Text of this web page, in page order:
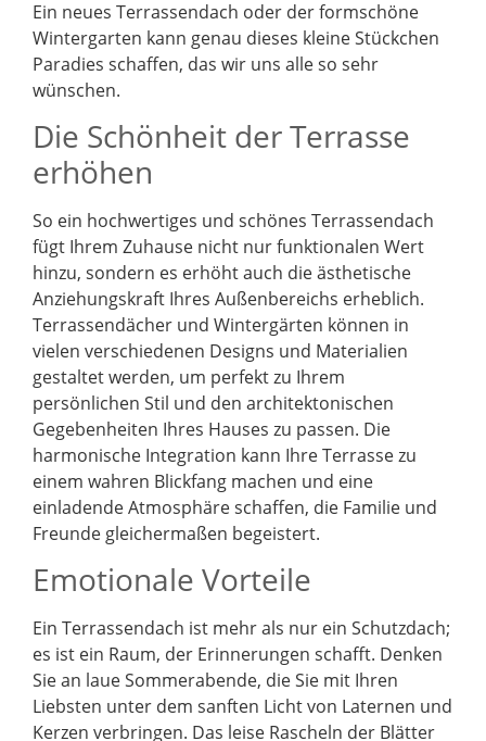
Ein neues Terrassendach oder der formschöne
Wintergarten kann genau dieses kleine Stückchen
Paradies schaffen, das wir uns alle so sehr
wünschen.
Die Schönheit der Terrasse
erhöhen
So ein hochwertiges und schönes Terrassendach
fügt Ihrem Zuhause nicht nur funktionalen Wert
hinzu, sondern es erhöht auch die ästhetische
Anziehungskraft Ihres Außenbereichs erheblich.
Terrassendächer und Wintergärten können in
vielen verschiedenen Designs und Materialien
gestaltet werden, um perfekt zu Ihrem
persönlichen Stil und den architektonischen
Gegebenheiten Ihres Hauses zu passen. Die
harmonische Integration kann Ihre Terrasse zu
einem wahren Blickfang machen und eine
einladende Atmosphäre schaffen, die Familie und
Freunde gleichermaßen begeistert.
Emotionale Vorteile
Ein Terrassendach ist mehr als nur ein Schutzdach;
es ist ein Raum, der Erinnerungen schafft. Denken
Sie an laue Sommerabende, die Sie mit Ihren
Liebsten unter dem sanften Licht von Laternen und
Kerzen verbringen. Das leise Rascheln der Blätter